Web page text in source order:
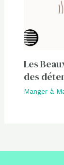
Les
des
Manger à